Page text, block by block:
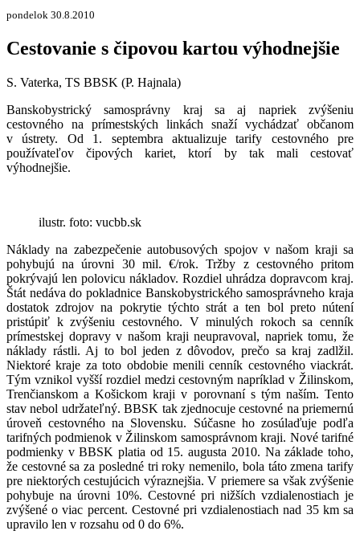
pondelok 30.8.2010
Cestovanie s čipovou kartou výhodnejšie
S. Vaterka, TS BBSK (P. Hajnala)
Banskobystrický samosprávny kraj sa aj napriek zvýšeniu
cestovného na prímestských linkách snaží vychádzať občanom
v ústrety. Od 1. septembra aktualizuje tarify cestovného pre
používateľov čipových kariet, ktorí by tak mali cestovať
výhodnejšie.
ilustr. foto: vucbb.sk
Náklady na zabezpečenie autobusových spojov v našom kraji sa
pohybujú na úrovni 30 mil. €/rok. Tržby z cestovného pritom
pokrývajú len polovicu nákladov. Rozdiel uhrádza dopravcom kraj.
Štát nedáva do pokladnice Banskobystrického samosprávneho kraja
dostatok zdrojov na pokrytie týchto strát a ten bol preto nútení
pristúpiť k zvýšeniu cestovného. V minulých rokoch sa cenník
prímestskej dopravy v našom kraji neupravoval, napriek tomu, že
náklady rástli. Aj to bol jeden z dôvodov, prečo sa kraj zadlžil.
Niektoré kraje za toto obdobie menili cenník cestovného viackrát.
Tým vznikol vyšší rozdiel medzi cestovným napríklad v Žilinskom,
Trenčianskom a Košickom kraji v porovnaní s tým naším. Tento
stav nebol udržateľný. BBSK tak zjednocuje cestovné na priemernú
úroveň cestovného na Slovensku. Súčasne ho zosúlaďuje podľa
tarifných podmienok v Žilinskom samosprávnom kraji. Nové tarifné
podmienky v BBSK platia od 15. augusta 2010. Na základe toho,
že cestovné sa za posledné tri roky nemenilo, bola táto zmena tarify
pre niektorých cestujúcich výraznejšia. V priemere sa však zvýšenie
pohybuje na úrovni 10%. Cestovné pri nižších vzdialenostiach je
zvýšené o viac percent. Cestovné pri vzdialenostiach nad 35 km sa
upravilo len v rozsahu od 0 do 6%.